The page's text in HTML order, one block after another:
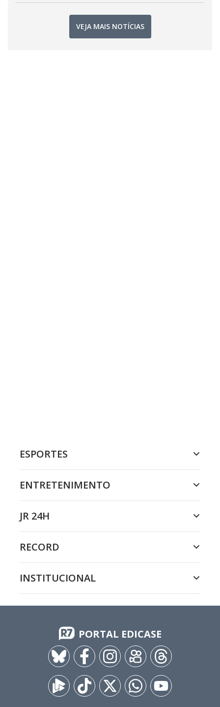
VEJA MAIS NOTÍCIAS
ESPORTES
ENTRETENIMENTO
JR 24H
RECORD
INSTITUCIONAL
PORTAL EDICASE